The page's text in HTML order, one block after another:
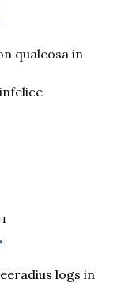
qualcosa in
logs in